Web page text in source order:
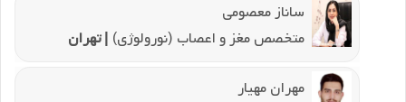
ساناز معصومی
متخصص مغز و اعصاب (نورولوژی) | تهران
مهران مهیار